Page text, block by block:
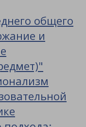
общего
и